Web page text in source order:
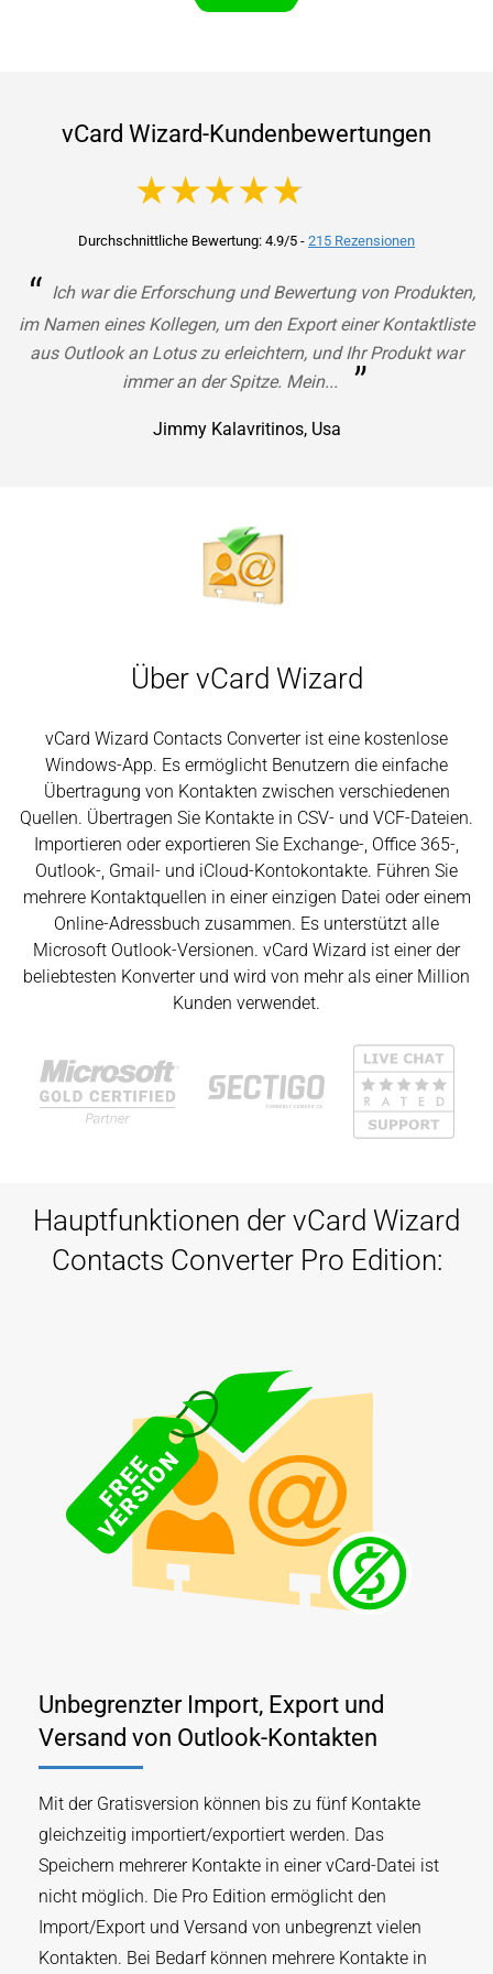
bereits unter Beweis gestellt. Wenn Sie keine passende
Lösung für Ihren Bedarf finden, nehmen Sie bitte
Kontakt mit unserem Vertriebsmitarbeiter auf, damit
wir Ihnen eine maßgeschneiderte Lösung anbieten
können.
vCard Wizard-Kundenbewertungen
4.9 out of 5
Durchschnittliche Bewertung: 4.9/5 - 215 Rezensionen
“ Ich war die Erforschung und Bewertung von Produkten,
im Namen eines Kollegen, um den Export einer Kontaktliste
aus Outlook an Lotus zu erleichtern, und Ihr Produkt war
immer an der Spitze. Mein...
”
Jimmy Kalavritinos, Usa
Über vCard Wizard
vCard Wizard Contacts Converter ist eine kostenlose
Windows-App. Es ermöglicht Benutzern die einfache
Übertragung von Kontakten zwischen verschiedenen
Quellen. Übertragen Sie Kontakte in CSV- und VCF-Dateien.
Importieren oder exportieren Sie Exchange-, Office 365-,
Outlook-, Gmail- und iCloud-Kontokontakte. Führen Sie
mehrere Kontaktquellen in einer einzigen Datei oder einem
Online-Adressbuch zusammen. Es unterstützt alle
Microsoft Outlook-Versionen. vCard Wizard ist einer der
beliebtesten Konverter und wird von mehr als einer Million
Kunden verwendet.
Hauptfunktionen der vCard Wizard
Contacts Converter Pro Edition:
Unbegrenzter Import, Export und
Versand von Outlook-Kontakten
Mit der Gratisversion können bis zu fünf Kontakte
gleichzeitig importiert/exportiert werden. Das
Speichern mehrerer Kontakte in einer vCard-Datei ist
nicht möglich. Die Pro Edition ermöglicht den
Import/Export und Versand von unbegrenzt vielen
Kontakten. Bei Bedarf können mehrere Kontakte in